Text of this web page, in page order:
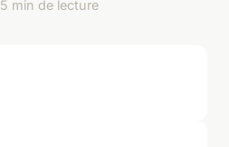
5 min de lecture